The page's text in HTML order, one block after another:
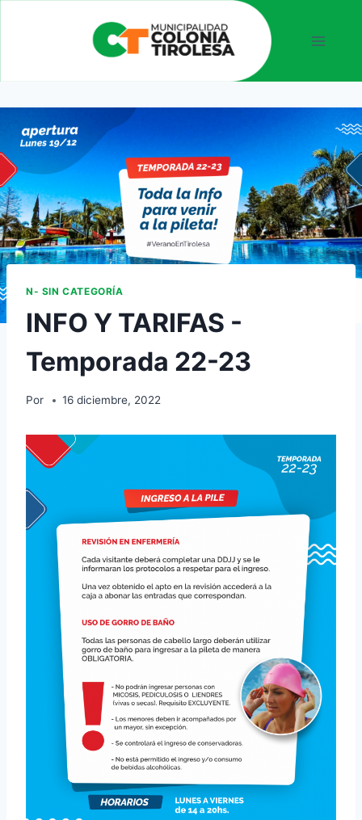
N- SIN CATEGORÍA
INFO Y TARIFAS -
Temporada 22-23
Por 16 diciembre, 2022